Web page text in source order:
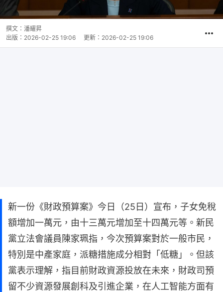
撰文： 潘耀昇
出版： 2026-02-25 19:06 更新： 2026-02-25 19:06
新一份《財政預算案》今日（25日）宣布，子女免稅
額增加一萬元，由十三萬元增加至十四萬元等。新民
黨立法會議員陳家珮指，今次預算案對於一般市民，
特別是中產家庭，派糖措施成分相對「低糖」。但該
黨表示理解，指目前財政資源投放在未來，財政司預
留不少資源發展創科及引進企業，在人工智能方面有